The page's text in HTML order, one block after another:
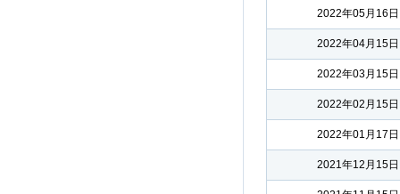
2022年05月16日
2022年04月15日
2022年03月15日
2022年02月15日
2022年01月17日
2021年12月15日